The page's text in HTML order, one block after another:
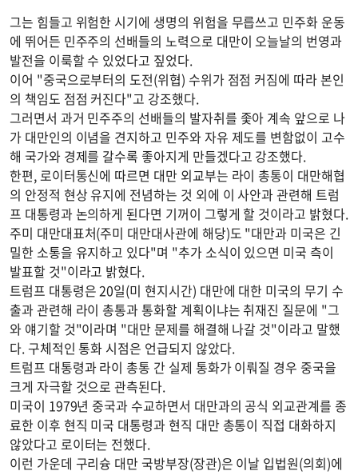
그는 힘들고 위험한 시기에 생명의 위험을 무릅쓰고 민주화 운동
에 뛰어든 민주주의 선배들의 노력으로 대만이 오늘날의 번영과
발전을 이룩할 수 있었다고 짚었다.
이어 "중국으로부터의 도전(위협) 수위가 점점 커짐에 따라 본인
의 책임도 점점 커진다"고 강조했다.
그러면서 과거 민주주의 선배들의 발자취를 좇아 계속 앞으로 나
가 대만인의 이념을 견지하고 민주와 자유 제도를 변함없이 고수
해 국가와 경제를 갈수록 좋아지게 만들겠다고 강조했다.
한편, 로이터통신에 따르면 대만 외교부는 라이 총통이 대만해협
의 안정적 현상 유지에 전념하는 것 외에 이 사안과 관련해 트럼
프 대통령과 논의하게 된다면 기꺼이 그렇게 할 것이라고 밝혔다.
주미 대만대표처(주미 대만대사관에 해당)도 "대만과 미국은 긴
밀한 소통을 유지하고 있다"며 "추가 소식이 있으면 미국 측이
발표할 것"이라고 밝혔다.
트럼프 대통령은 20일(미 현지시간) 대만에 대한 미국의 무기 수
출과 관련해 라이 총통과 통화할 계획이냐는 취재진 질문에 "그
와 얘기할 것"이라며 "대만 문제를 해결해 나갈 것"이라고 말했
다. 구체적인 통화 시점은 언급되지 않았다.
트럼프 대통령과 라이 총통 간 실제 통화가 이뤄질 경우 중국을
크게 자극할 것으로 관측된다.
미국이 1979년 중국과 수교하면서 대만과의 공식 외교관계를 종
료한 이후 현직 미국 대통령과 현직 대만 총통이 직접 대화하지
않았다고 로이터는 전했다.
이런 가운데 구리슝 대만 국방부장(장관)은 이날 입법원(의회)에